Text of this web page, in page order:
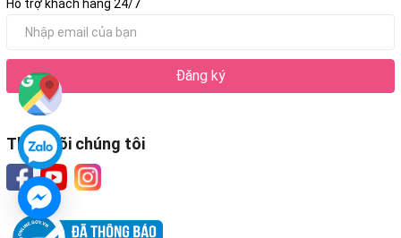
Hỗ trợ khách hàng 24/7
Đăng ký
Theo dõi chúng tôi